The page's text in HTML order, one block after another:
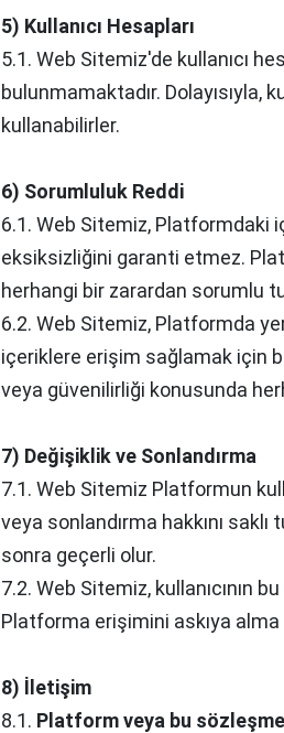
5) Kullanıcı Hesapları
5.1. Web Sitemiz'de kullanıcı
bulunmamaktadır. Dolayısıyla,
kullanabilirler.
6) Sorumluluk Reddi
6.1. Web Sitemiz, Platformdaki
eksiksizliğini garanti etmez.
herhangi bir zarardan sorumlu
6.2. Web Sitemiz, Platformda
içeriklere erişim sağlamak için
veya güvenilirliği konusunda
7) Değişiklik ve Sonlandırma
7.1. Web Sitemiz Platformun
veya sonlandırma hakkını
sonra geçerli olur.
7.2. Web Sitemiz, kullanıcının
Platforma erişimini askıya alma
8) İletişim
8.1. Platform veya bu